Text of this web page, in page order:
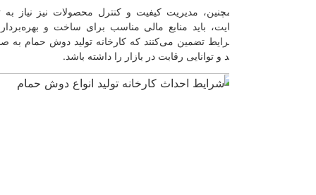
مدیریت کیفیت و کنترل محصولات نیز نیاز به تأسیس سیستم‌های
باید منابع مالی مناسب برای ساخت و بهره‌برداری از کارخانه
تضمین می‌کنند که کارخانه تولید دوش حمام به صورت بهره‌ور و با
و توانایی رقابت در بازار را داشته باشد.